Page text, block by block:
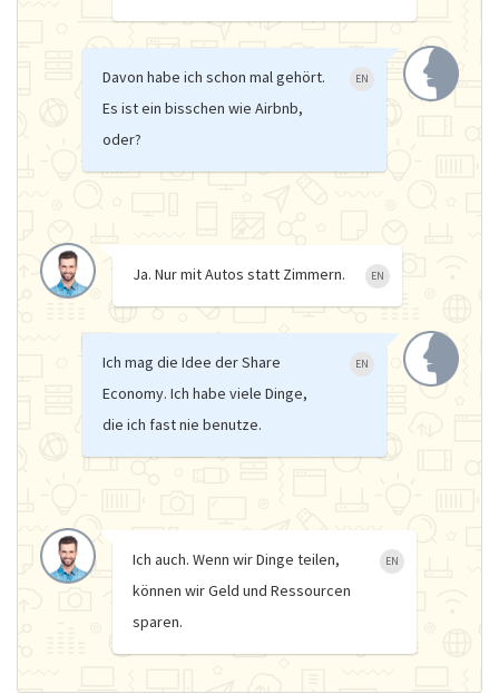
Davon habe ich schon mal gehört.
Es ist ein bisschen wie Airbnb,
oder?
EN
Ja. Nur mit Autos statt Zimmern. EN
Ich mag die Idee der Share
Economy. Ich habe viele Dinge,
die ich fast nie benutze.
EN
Ich auch. Wenn wir Dinge teilen,
können wir Geld und Ressourcen
sparen.
EN